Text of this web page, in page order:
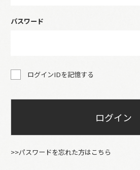
パスワード
ログインIDを記憶する
ログイン
>>パスワードを忘れた方はこちら